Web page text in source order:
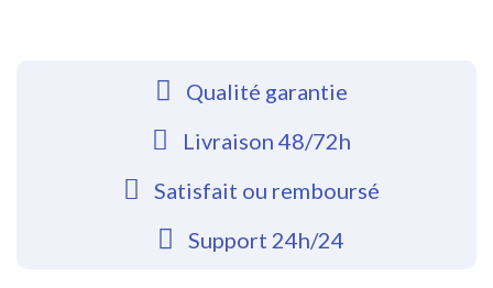
Qualité garantie
Livraison 48/72h
Satisfait ou remboursé
Support 24h/24